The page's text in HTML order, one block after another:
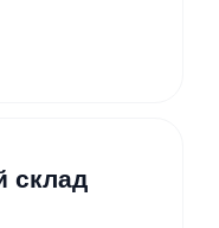
склад